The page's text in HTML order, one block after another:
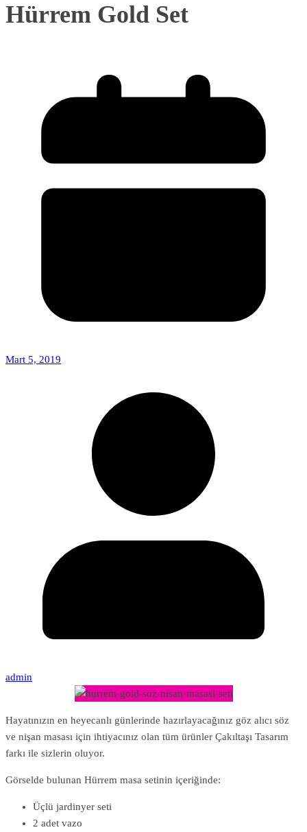
Hürrem Gold Set
Mart 5, 2019
admin
Hayatınızın en heyecanlı günlerinde hazırlayacağınız göz alıcı söz
ve nişan masası için ihtiyacınız olan tüm ürünler Çakıltaşı Tasarım
farkı ile sizlerin oluyor.
Görselde bulunan Hürrem masa setinin içeriğinde:
Üçlü jardinyer seti
2 adet vazo